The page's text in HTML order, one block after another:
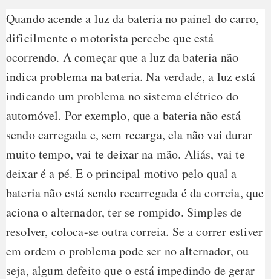
Quando acende a luz da bateria no painel do carro,
dificilmente o motorista percebe que está
ocorrendo. A começar que a luz da bateria não
indica problema na bateria. Na verdade, a luz está
indicando um problema no sistema elétrico do
automóvel. Por exemplo, que a bateria não está
sendo carregada e, sem recarga, ela não vai durar
muito tempo, vai te deixar na mão. Aliás, vai te
deixar é a pé. E o principal motivo pelo qual a
bateria não está sendo recarregada é da correia, que
aciona o alternador, ter se rompido. Simples de
resolver, coloca-se outra correia. Se a correr estiver
em ordem o problema pode ser no alternador, ou
seja, algum defeito que o está impedindo de gerar